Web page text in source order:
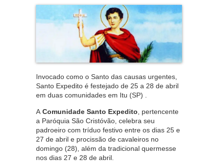
Invocado como o Santo das causas urgentes,
Santo Expedito é festejado de 25 a 28 de abril
em duas comunidades em Itu (SP) .
A Comunidade Santo Expedito , pertencente
a Paróquia São Cristóvão, celebra seu
padroeiro com tríduo festivo entre os dias 25 e
27 de abril e procissão de cavaleiros no
domingo (28), além da tradicional quermesse
nos dias 27 e 28 de abril.